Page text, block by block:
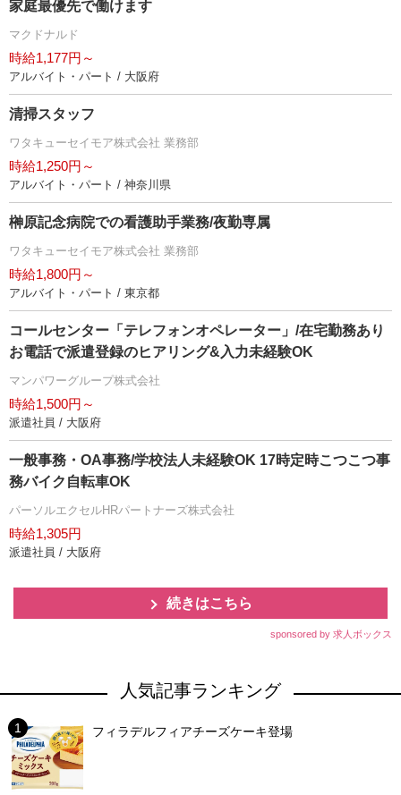
家庭最優先で働けます
マクドナルド
時給1,177円～
アルバイト・パート / 大阪府
清掃スタッフ
ワタキューセイモア株式会社 業務部
時給1,250円～
アルバイト・パート / 神奈川県
榊原記念病院での看護助手業務/夜勤専属
ワタキューセイモア株式会社 業務部
時給1,800円～
アルバイト・パート / 東京都
コールセンター「テレフォンオペレーター」/在宅勤務あり
お電話で派遣登録のヒアリング&入力未経験OK
マンパワーグループ株式会社
時給1,500円～
派遣社員 / 大阪府
一般事務・OA事務/学校法人未経験OK 17時定時こつこつ事
務バイク自転車OK
パーソルエクセルHRパートナーズ株式会社
時給1,305円
派遣社員 / 大阪府
続きはこちら
sponsored by 求人ボックス
人気記事ランキング
フィラデルフィアチーズケーキ登場